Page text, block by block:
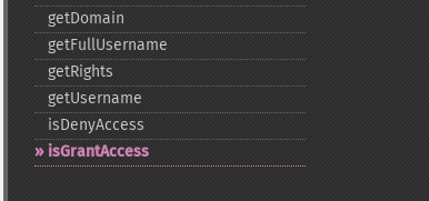
getDomain
getFullUsername
getRights
getUsername
isDenyAccess
isGrantAccess